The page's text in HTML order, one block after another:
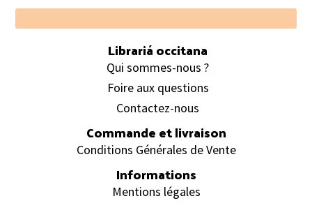
Footer
Librariá occitana
Qui sommes-nous ?
Foire aux questions
Contactez-nous
Commande et livraison
Conditions Générales de Vente
Informations
Mentions légales